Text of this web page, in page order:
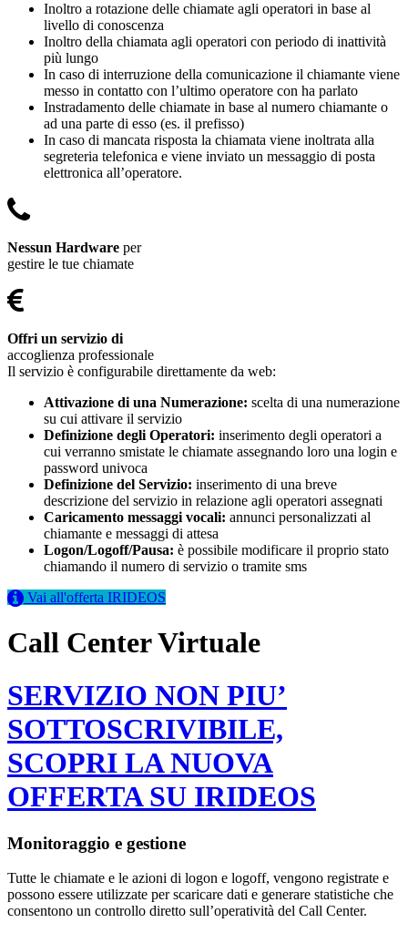
Inoltro a rotazione delle chiamate agli operatori in base al
livello di conoscenza
Inoltro della chiamata agli operatori con periodo di inattività
più lungo
In caso di interruzione della comunicazione il chiamante viene
messo in contatto con l’ultimo operatore con ha parlato
Instradamento delle chiamate in base al numero chiamante o
ad una parte di esso (es. il prefisso)
In caso di mancata risposta la chiamata viene inoltrata alla
segreteria telefonica e viene inviato un messaggio di posta
elettronica all’operatore.
Nessun Hardware per
gestire le tue chiamate
Offri un servizio di
accoglienza professionale
Il servizio è configurabile direttamente da web:
Attivazione di una Numerazione: scelta di una numerazione
su cui attivare il servizio
Definizione degli Operatori: inserimento degli operatori a
cui verranno smistate le chiamate assegnando loro una login e
password univoca
Definizione del Servizio: inserimento di una breve
descrizione del servizio in relazione agli operatori assegnati
Caricamento messaggi vocali: annunci personalizzati al
chiamante e messaggi di attesa
Logon/Logoff/Pausa: è possibile modificare il proprio stato
chiamando il numero di servizio o tramite sms
Vai all'offerta IRIDEOS
Call Center Virtuale
SERVIZIO NON PIU’
SOTTOSCRIVIBILE,
SCOPRI LA NUOVA
OFFERTA SU IRIDEOS
Monitoraggio e gestione
Tutte le chiamate e le azioni di logon e logoff, vengono registrate e
possono essere utilizzate per scaricare dati e generare statistiche che
consentono un controllo diretto sull’operatività del Call Center.